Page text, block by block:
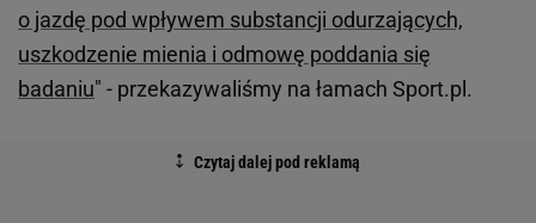
o jazdę pod wpływem substancji odurzających,
uszkodzenie mienia i odmowę poddania się
badaniu" - przekazywaliśmy na łamach Sport.pl.